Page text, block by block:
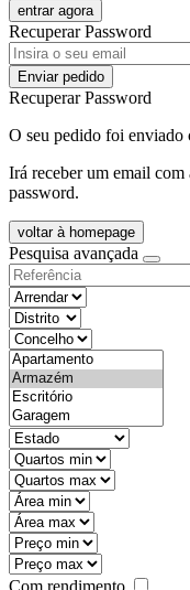
entrar agora
Recuperar Password
Enviar pedido
Recuperar Password
O seu pedido foi enviado
Irá receber um email com
password.
voltar à homepage
Pesquisa avançada
objective
districtId
countyId
types
state
mintypo
maxtypo
minarea
maxarea
minprice
maxprice
Com rendimento